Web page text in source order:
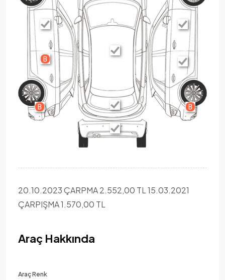
Araç Hakkında
Araç Renk
20.10.2023 ÇARPMA 2.552,00 TL 15.03.2021
ÇARPIŞMA 1.570,00 TL